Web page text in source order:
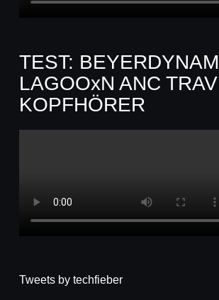
TEST:
LAGOOxN ANC
KOPFHÖRER
Tweets by techfieber